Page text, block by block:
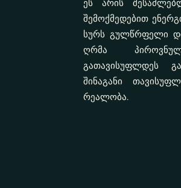
ეს არის
შემოქმედებით
სურს გულწრფელი
ღრმა
გათავისუფლდეს
შინაგანი
რეალობა.